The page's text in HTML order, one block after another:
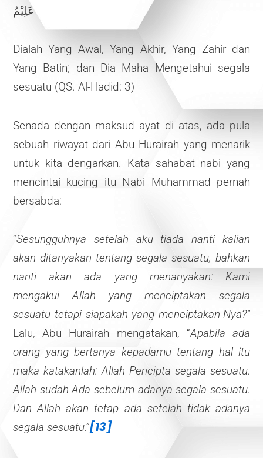
عَلِيْمٌ
Dialah Yang Awal, Yang Akhir, Yang Zahir dan
Yang Batin; dan Dia Maha Mengetahui segala
sesuatu (QS. Al-Hadid: 3)
Senada dengan maksud ayat di atas, ada pula
sebuah riwayat dari Abu Hurairah yang menarik
untuk kita dengarkan. Kata sahabat nabi yang
mencintai kucing itu Nabi Muhammad pernah
bersabda:
“Sesungguhnya setelah aku tiada nanti kalian
akan ditanyakan tentang segala sesuatu, bahkan
nanti akan ada yang menanyakan: Kami
mengakui Allah yang menciptakan segala
sesuatu tetapi siapakah yang menciptakan-Nya?”
Lalu, Abu Hurairah mengatakan, “Apabila ada
orang yang bertanya kepadamu tentang hal itu
maka katakanlah: Allah Pencipta segala sesuatu.
Allah sudah Ada sebelum adanya segala sesuatu.
Dan Allah akan tetap ada setelah tidak adanya
segala sesuatu.”[13]